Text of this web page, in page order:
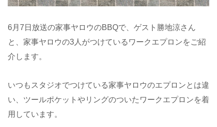
6月7日放送の家事ヤロウのBBQで、ゲスト勝地涼さん
と、家事ヤロウの3人がつけているワークエプロンをご紹
介します。
いつもスタジオでつけている家事ヤロウのエプロンとは違
い、ツールポケットやリングのついたワークエプロンを着
用しています。